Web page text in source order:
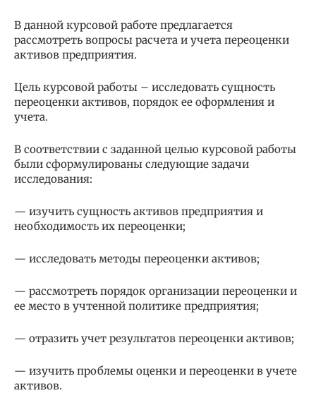
В данной курсовой работе предлагается
рассмотреть вопросы расчета и учета переоценки
активов предприятия.
Цель курсовой работы – исследовать сущность
переоценки активов, порядок ее оформления и
учета.
В соответствии с заданной целью курсовой работы
были сформулированы следующие задачи
исследования:
— изучить сущность активов предприятия и
необходимость их переоценки;
— исследовать методы переоценки активов;
— рассмотреть порядок организации переоценки и
ее место в учтенной политике предприятия;
— отразить учет результатов переоценки активов;
— изучить проблемы оценки и переоценки в учете
активов.